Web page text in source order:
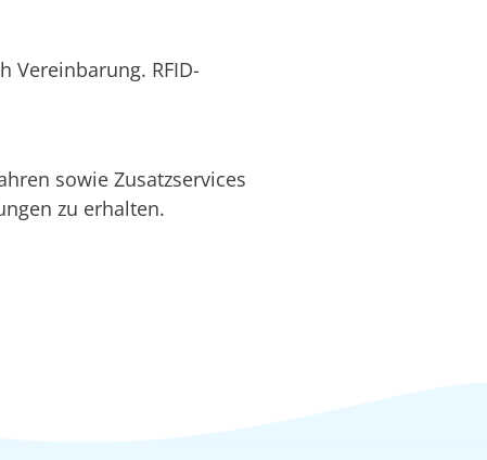
Vereinbarung. RFID-
sowie Zusatzservices
zu erhalten.